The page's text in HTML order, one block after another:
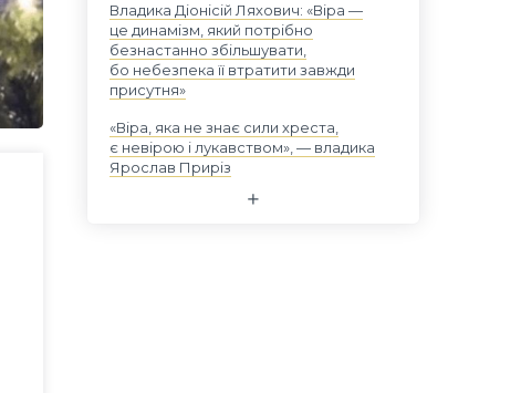
Владика Діонісій Ляхович: «Віра —
це динамізм, який потрібно
безнастанно збільшувати,
бо небезпека її втратити завжди
присутня»
«Віра, яка не знає сили хреста,
є невірою і лукавством», — владика
Ярослав Приріз